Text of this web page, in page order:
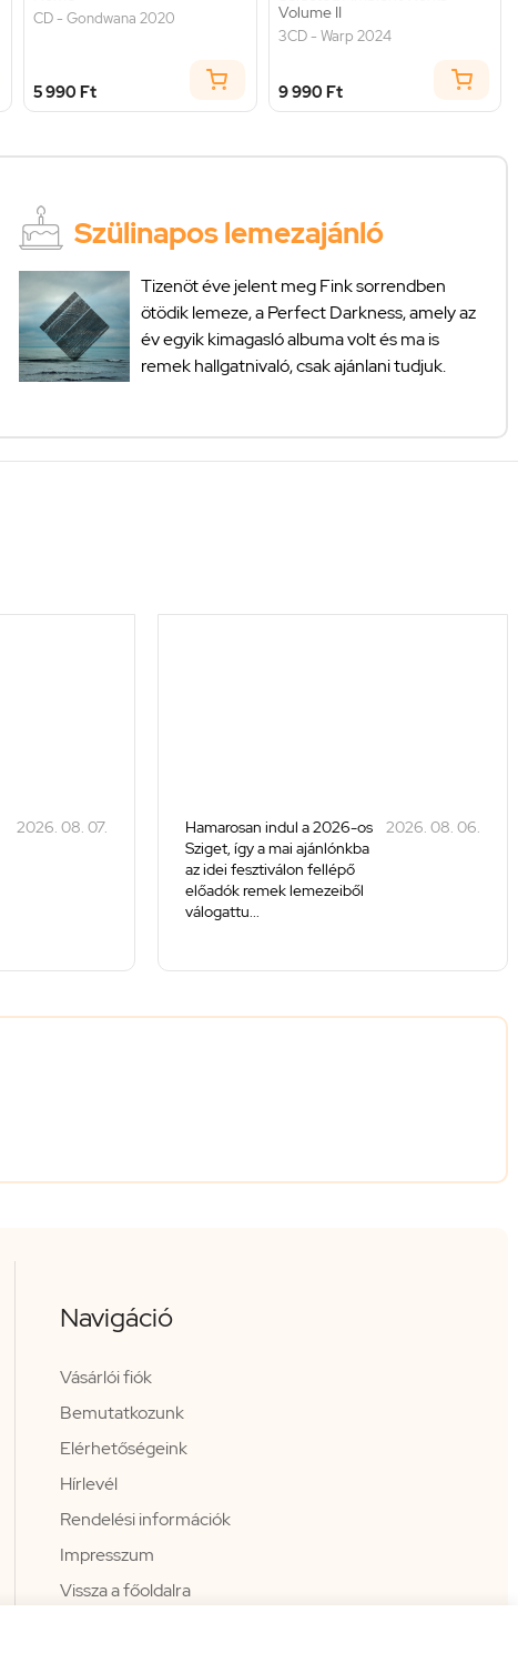
CD - Gondwana 2020
5 990 Ft
Volume II
3CD - Warp 2024
9 990 Ft
Szülinapos lemezajánló
Tizenöt éve jelent meg Fink sorrendben
ötödik lemeze, a Perfect Darkness, amely az
év egyik kimagasló albuma volt és ma is
remek hallgatnivaló, csak ajánlani tudjuk.
2026. 08. 07.
Hamarosan indul a 2026-os
Sziget, így a mai ajánlónkba
az idei fesztiválon fellépő
előadók remek lemezeiből
válogattu...
2026. 08. 06.
Navigáció
Vásárlói fiók
Bemutatkozunk
Elérhetőségeink
Hírlevél
Rendelési információk
Impresszum
Vissza a főoldalra